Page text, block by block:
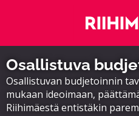
Osallistuva
Osallistuvan budjetoinnin
mukaan ideoimaan,
Riihimäestä entistäkin